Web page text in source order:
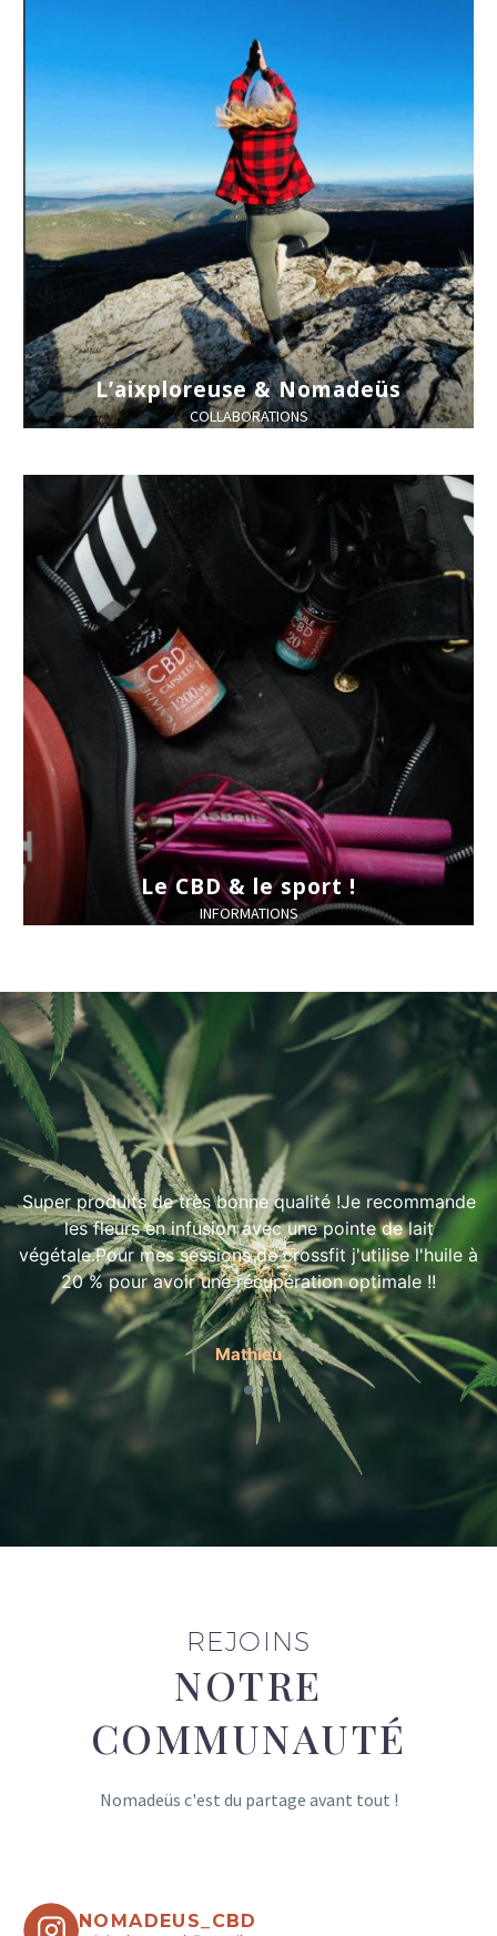
L’aixploreuse & Nomadeüs
COLLABORATIONS
Le CBD & le sport !
INFORMATIONS
Super produits de très bonne qualité !Je recommande
les fleurs en infusion avec une pointe de lait
végétale.Pour mes sessions de crossfit j'utilise l'huile à
20 % pour avoir une récupération optimale !!
Mathieu
REJOINS
NOTRE
COMMUNAUTÉ
Nomadeüs c'est du partage avant tout !
NOMADEUS_CBD